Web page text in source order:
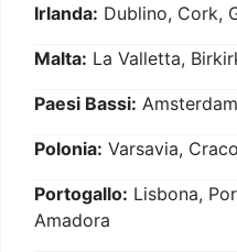
Irlanda: Dublino, Cork,
Malta: La Valletta,
Paesi Bassi:
Polonia: Varsavia,
Portogallo: Lisbona,
Amadora